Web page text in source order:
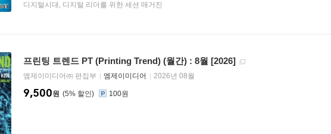
디지털시대, 디지털 리더를 위한 세션 매거진
프린팅 트렌드 PT (Printing Trend) (월간) : 8월 [2026]
엠제이미디어㈜ 편집부 엠제이미디어 2026년 08월
5%
9,500원 100원